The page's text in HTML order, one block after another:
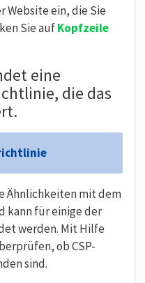
Website ein, die Sie
Sie aufKopfzeile
eine
die das
Ähnlichkeiten mit dem
kann für einige der
werden. Mit Hilfe
ob CSP-
sind.